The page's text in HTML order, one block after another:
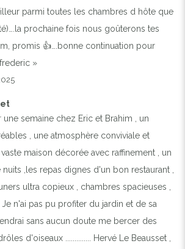
parmi toutes les chambres d hôte que
prochaine fois nous goûterons tes
promis 👍….bonne continuation pour
»
une semaine chez Eric et Brahim , un
, une atmosphère conviviale et
maison décorée avec raffinement , un
,les repas dignes d'un bon restaurant ,
ultra copieux , chambres spacieuses ,
Je n'ai pas pu profiter du jardin et de sa
sans aucun doute me bercer des
d'oiseaux .............. Hervé Le Beausset ,